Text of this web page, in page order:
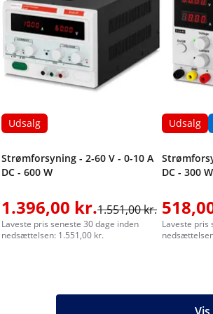
Udsalg
Strømforsyning - 2-60 V - 0-10 A
DC - 600 W
1.396,00 kr.1.551,00 kr.
Laveste pris seneste 30 dage inden
nedsættelsen: 1.551,00 kr.
Udsalg
DC - 300 W
Laveste pris